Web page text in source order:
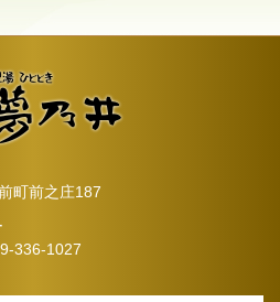
町前之庄187
336-1027